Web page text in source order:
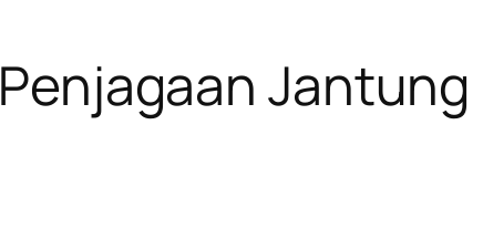
Penjagaan Jantung